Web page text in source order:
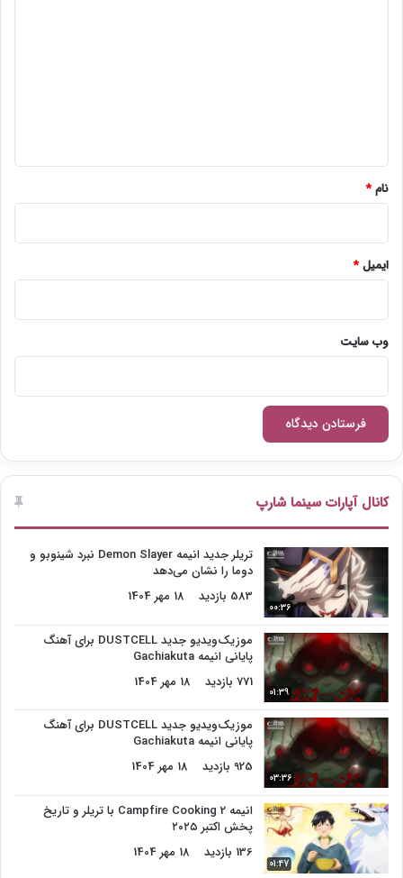
نام*
ایمیل*
وب‌ سایت
کانال آپارات سینما شارپ
00:36
تریلر جدید انیمه Demon Slayer نبرد شینوبو و
دوما را نشان می‌دهد
583 بازدید
18 مهر 1404
01:39
موزیک‌ویدیو جدید DUSTCELL برای آهنگ
پایانی انیمه Gachiakuta
771 بازدید
18 مهر 1404
03:36
موزیک‌ویدیو جدید DUSTCELL برای آهنگ
پایانی انیمه Gachiakuta
925 بازدید
18 مهر 1404
01:47
انیمه Campfire Cooking 2 با تریلر و تاریخ
پخش اکتبر ۲۰۲۵
136 بازدید
18 مهر 1404